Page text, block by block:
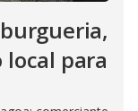
para